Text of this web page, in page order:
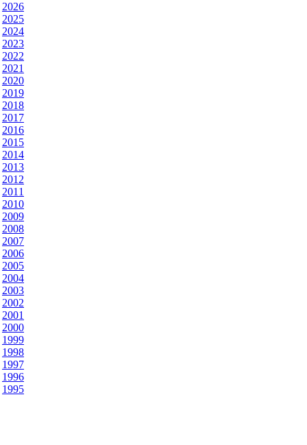
2026
2025
2024
2023
2022
2021
2020
2019
2018
2017
2016
2015
2014
2013
2012
2011
2010
2009
2008
2007
2006
2005
2004
2003
2002
2001
2000
1999
1998
1997
1996
1995